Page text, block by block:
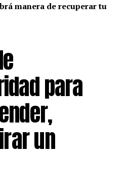
manera de recuperar tu
para
un